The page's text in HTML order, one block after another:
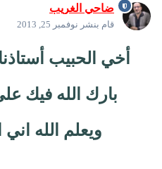
ضاحي الغريب
قام بنشر نوفمبر 25, 2013
أخي الحبيب
بارك الله فيك
ويعلم الله